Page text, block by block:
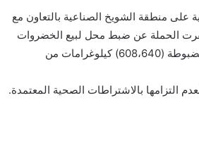
على منطقة الشويخ الصناعية بالتعاون مع
الحملة عن ضبط محل لبيع الخضروات
والفواكه يقوم بعرض منتجات غير صالحة للاستهلاك الآدمي، حيث بلغت الكمية المضبوطة (608،640) كيلوغرامات من